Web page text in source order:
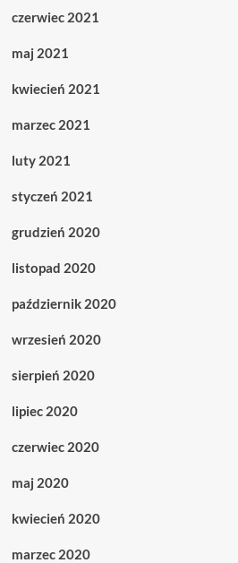
czerwiec 2021
maj 2021
kwiecień 2021
marzec 2021
luty 2021
styczeń 2021
grudzień 2020
listopad 2020
październik 2020
wrzesień 2020
sierpień 2020
lipiec 2020
czerwiec 2020
maj 2020
kwiecień 2020
marzec 2020